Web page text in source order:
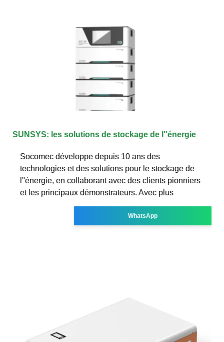
SUNSYS: les solutions de stockage de l''énergie
Socomec développe depuis 10 ans des
technologies et des solutions pour le stockage de
l''énergie, en collaborant avec des clients pionniers
et les principaux démonstrateurs. Avec plus
WhatsApp